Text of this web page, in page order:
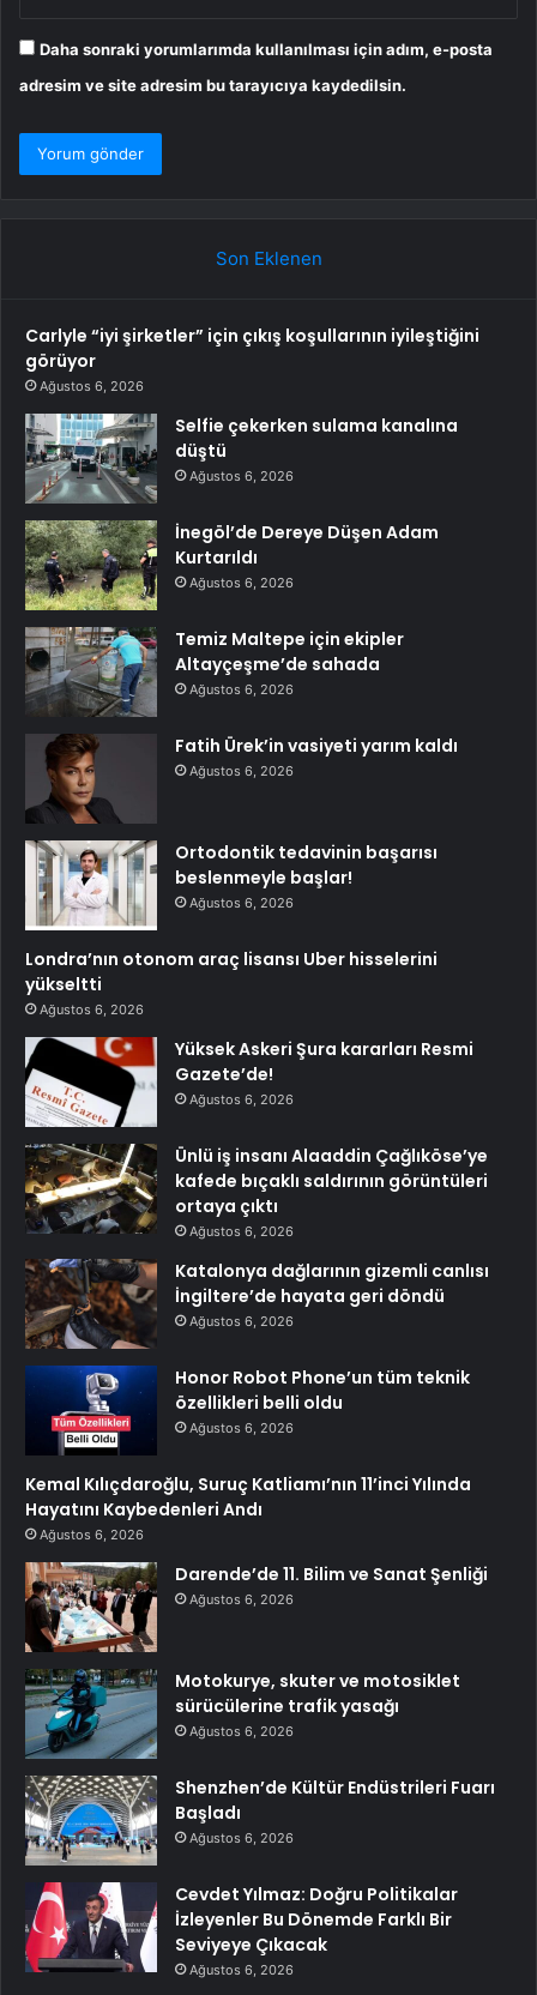
Daha sonraki yorumlarımda kullanılması için adım, e-posta
adresim ve site adresim bu tarayıcıya kaydedilsin.
Son Eklenen
Carlyle “iyi şirketler” için çıkış koşullarının iyileştiğini
görüyor
Ağustos 6, 2026
Selfie çekerken sulama kanalına
düştü
Ağustos 6, 2026
İnegöl’de Dereye Düşen Adam
Kurtarıldı
Ağustos 6, 2026
Temiz Maltepe için ekipler
Altayçeşme’de sahada
Ağustos 6, 2026
Fatih Ürek’in vasiyeti yarım kaldı
Ağustos 6, 2026
Ortodontik tedavinin başarısı
beslenmeyle başlar!
Ağustos 6, 2026
Londra’nın otonom araç lisansı Uber hisselerini
yükseltti
Ağustos 6, 2026
Yüksek Askeri Şura kararları Resmi
Gazete’de!
Ağustos 6, 2026
Ünlü iş insanı Alaaddin Çağlıköse’ye
kafede bıçaklı saldırının görüntüleri
ortaya çıktı
Ağustos 6, 2026
Katalonya dağlarının gizemli canlısı
İngiltere’de hayata geri döndü
Ağustos 6, 2026
Honor Robot Phone’un tüm teknik
özellikleri belli oldu
Ağustos 6, 2026
Kemal Kılıçdaroğlu, Suruç Katliamı’nın 11’inci Yılında
Hayatını Kaybedenleri Andı
Ağustos 6, 2026
Darende’de 11. Bilim ve Sanat Şenliği
Ağustos 6, 2026
Motokurye, skuter ve motosiklet
sürücülerine trafik yasağı
Ağustos 6, 2026
Shenzhen’de Kültür Endüstrileri Fuarı
Başladı
Ağustos 6, 2026
Cevdet Yılmaz: Doğru Politikalar
İzleyenler Bu Dönemde Farklı Bir
Seviyeye Çıkacak
Ağustos 6, 2026